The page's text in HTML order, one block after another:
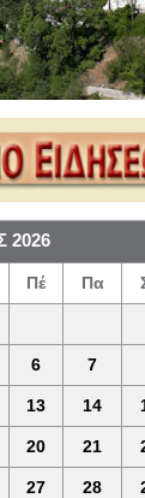
2026
Πέ Πα
6 7
13 14
20 21
27 28